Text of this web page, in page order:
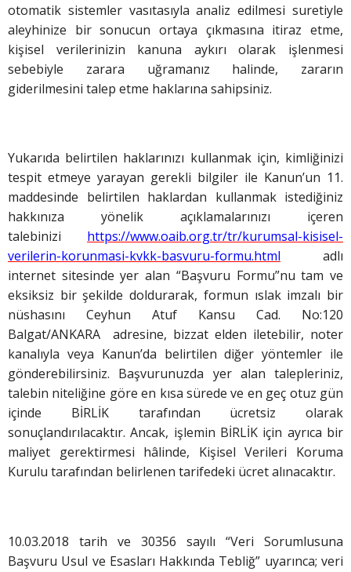
otomatik sistemler vasıtasıyla analiz edilmesi suretiyle
aleyhinize bir sonucun ortaya çıkmasına itiraz etme,
kişisel verilerinizin kanuna aykırı olarak işlenmesi
sebebiyle zarara uğramanız halinde, zararın
giderilmesini talep etme haklarına sahipsiniz.
Yukarıda belirtilen haklarınızı kullanmak için, kimliğinizi
tespit etmeye yarayan gerekli bilgiler ile Kanun’un 11.
maddesinde belirtilen haklardan kullanmak istediğiniz
hakkınıza yönelik açıklamalarınızı içeren
talebinizi https://www.oaib.org.tr/tr/kurumsal-kisisel-
verilerin-korunmasi-kvkk-basvuru-formu.html adlı
internet sitesinde yer alan “Başvuru Formu”nu tam ve
eksiksiz bir şekilde doldurarak, formun ıslak imzalı bir
nüshasını Ceyhun Atuf Kansu Cad. No:120
Balgat/ANKARA adresine, bizzat elden iletebilir, noter
kanalıyla veya Kanun’da belirtilen diğer yöntemler ile
gönderebilirsiniz. Başvurunuzda yer alan talepleriniz,
talebin niteliğine göre en kısa sürede ve en geç otuz gün
içinde BİRLİK tarafından ücretsiz olarak
sonuçlandırılacaktır. Ancak, işlemin BİRLİK için ayrıca bir
maliyet gerektirmesi hâlinde, Kişisel Verileri Koruma
Kurulu tarafından belirlenen tarifedeki ücret alınacaktır.
10.03.2018 tarih ve 30356 sayılı “Veri Sorumlusuna
Başvuru Usul ve Esasları Hakkında Tebliğ” uyarınca; veri